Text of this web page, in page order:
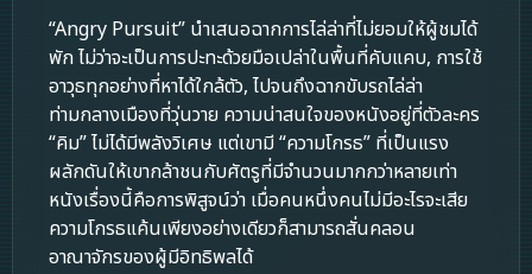
“Angry Pursuit” นำเสนอฉากการไล่ล่าที่ไม่ยอมให้ผู้ชมได้
พัก ไม่ว่าจะเป็นการปะทะด้วยมือเปล่าในพื้นที่คับแคบ, การใช้
อาวุธทุกอย่างที่หาได้ใกล้ตัว, ไปจนถึงฉากขับรถไล่ล่า
ท่ามกลางเมืองที่วุ่นวาย ความน่าสนใจของหนังอยู่ที่ตัวละคร
“คิม” ไม่ได้มีพลังวิเศษ แต่เขามี “ความโกรธ” ที่เป็นแรง
ผลักดันให้เขากล้าชนกับศัตรูที่มีจำนวนมากกว่าหลายเท่า
หนังเรื่องนี้คือการพิสูจน์ว่า เมื่อคนหนึ่งคนไม่มีอะไรจะเสีย
ความโกรธแค้นเพียงอย่างเดียวก็สามารถสั่นคลอน
อาณาจักรของผู้มีอิทธิพลได้